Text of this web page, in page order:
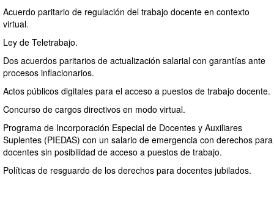
Acuerdo paritario de regulación del trabajo docente en contexto
virtual.
Ley de Teletrabajo.
Dos acuerdos paritarios de actualización salarial con garantías ante
procesos inflacionarios.
Actos públicos digitales para el acceso a puestos de trabajo docente.
Concurso de cargos directivos en modo virtual.
Programa de Incorporación Especial de Docentes y Auxiliares
Suplentes (PIEDAS) con un salario de emergencia con derechos para
docentes sin posibilidad de acceso a puestos de trabajo.
Políticas de resguardo de los derechos para docentes jubilados.